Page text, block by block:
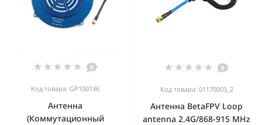
0
Код товара: GP100136
Антенна
(Коммутационный
0
Код товара: 01170003_2
Антенна BetaFPV Loop
antenna 2.4G/868-915 MHz